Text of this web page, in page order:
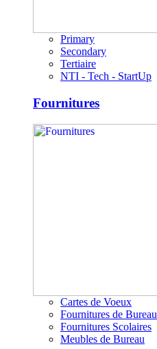
Primary
Secondary
Tertiaire
NTI - Tech - StartUp
Fournitures
Cartes de Voeux
Fournitures de Bureau
Fournitures Scolaires
Meubles de Bureau